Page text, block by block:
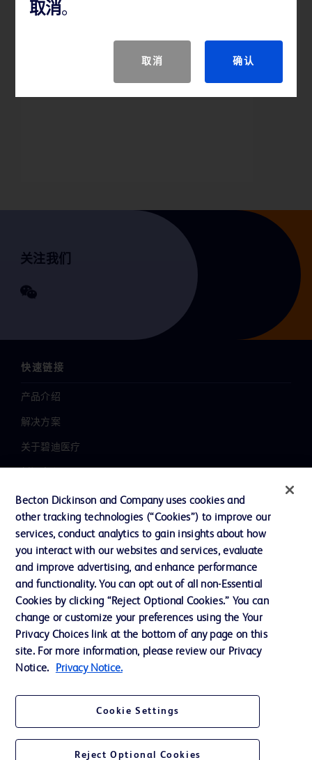
该产品适用于腹部疝的修复
关注我们
快速链接
产品介绍
解决方案
关于碧迪医疗
职业发展
联系我们
主动召回
联系我们
Cookie 政策
隐私政策
取消。
取消 确认
Becton Dickinson and Company uses cookies and
other tracking technologies (“Cookies”) to improve our
services, conduct analytics to gain insights about how
you interact with our websites and services, evaluate
and improve advertising, and enhance performance
and functionality. You can opt out of all non-Essential
Cookies by clicking “Reject Optional Cookies.” You can
change or customize your preferences using the Your
Privacy Choices link at the bottom of any page on this
site. For more information, please review our Privacy
Notice.
Privacy Notice.
Cookie Settings
Reject Optional Cookies